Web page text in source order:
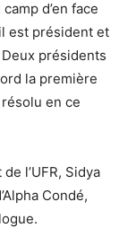
d’en face
est président et
Deux présidents
la première
en ce
l’UFR, Sidya
Condé,